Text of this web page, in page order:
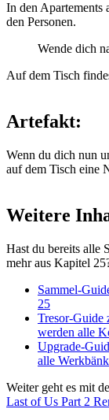
In den Apartements
den Personen.
Wende dich
Auf dem Tisch
Artefakt:
Wenn du dich nun
auf dem Tisch eine
Weitere
Hast du bereits alle
mehr aus Kapitel
Sammel-
25
Tresor-Guide
werden alle
Upgrade-
alle
Weiter geht es mit
Last of Us Part 2